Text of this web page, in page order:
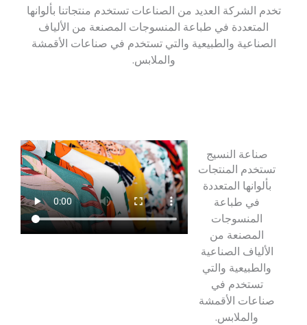
تخدم الشركة العديد من الصناعات تستخدم منتجاتنا بألوانها
المتعددة في طباعة المنسوجات المصنعة من الألياف
الصناعية والطبيعية والتي تستخدم في صناعات الأقمشة
والملابس.
صناعة النسيج
تستخدم المنتجات
بألوانها المتعددة
في طباعة
المنسوجات
المصنعة من
الألياف الصناعية
والطبيعية والتي
تستخدم في
صناعات الأقمشة
والملابس.